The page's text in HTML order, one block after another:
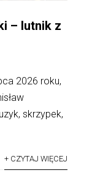
– lutnik z
2026 roku,
skrzypek,
+ CZYTAJ WIĘCEJ